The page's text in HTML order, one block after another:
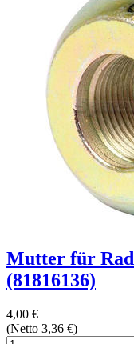
Mutter für
(81816136)
4,00 €
(Netto 3,36 €)